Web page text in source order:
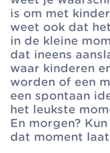
Haag, Rijswijk en
Delft. We werken
zonder
winstoogmerk,
voor de wereld van
morgen.
van kinderopvang
aanbieden.
Allemaal vanuit
één gedeelde visie.
is om met
weet ook dat
in de kleine
dat ineens
waar kinderen
worden of een
een spontaan
het leukste
En morgen?
dat moment